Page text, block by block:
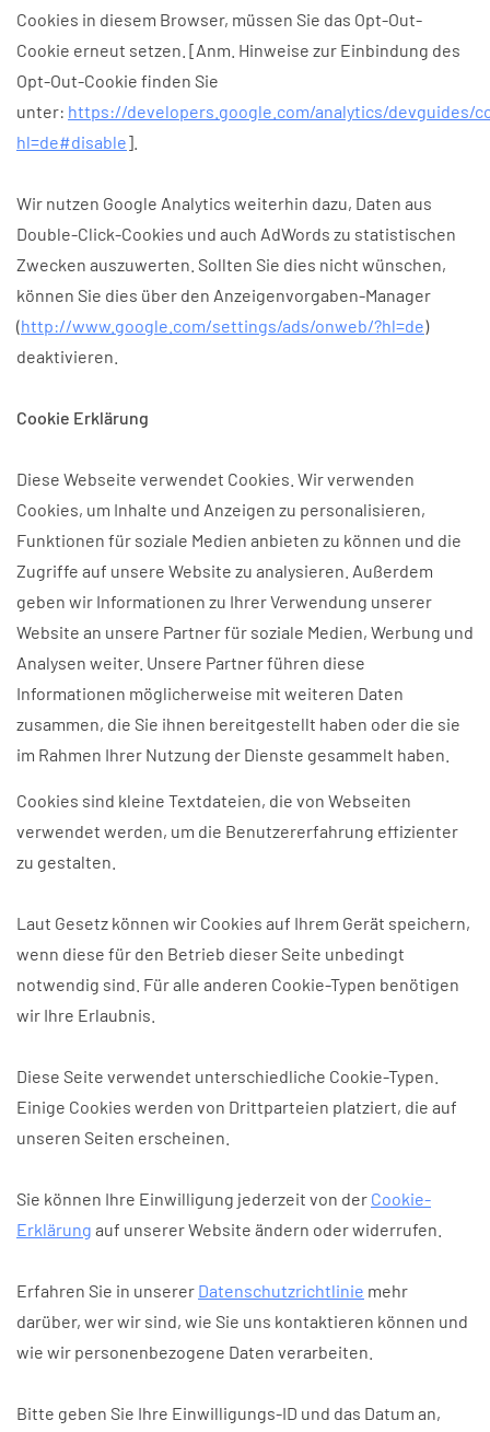
Cookies in diesem Browser, müssen Sie das Opt-Out-
Cookie erneut setzen. [Anm. Hinweise zur Einbindung des
Opt-Out-Cookie finden Sie
unter: https://developers.google.com/analytics/devguides/
hl=de#disable].
Wir nutzen Google Analytics weiterhin dazu, Daten aus
Double-Click-Cookies und auch AdWords zu statistischen
Zwecken auszuwerten. Sollten Sie dies nicht wünschen,
können Sie dies über den Anzeigenvorgaben-Manager
(http://www.google.com/settings/ads/onweb/?hl=de)
deaktivieren.
Cookie Erklärung
Diese Webseite verwendet Cookies. Wir verwenden
Cookies, um Inhalte und Anzeigen zu personalisieren,
Funktionen für soziale Medien anbieten zu können und die
Zugriffe auf unsere Website zu analysieren. Außerdem
geben wir Informationen zu Ihrer Verwendung unserer
Website an unsere Partner für soziale Medien, Werbung und
Analysen weiter. Unsere Partner führen diese
Informationen möglicherweise mit weiteren Daten
zusammen, die Sie ihnen bereitgestellt haben oder die sie
im Rahmen Ihrer Nutzung der Dienste gesammelt haben.
Cookies sind kleine Textdateien, die von Webseiten
verwendet werden, um die Benutzererfahrung effizienter
zu gestalten.
Laut Gesetz können wir Cookies auf Ihrem Gerät speichern,
wenn diese für den Betrieb dieser Seite unbedingt
notwendig sind. Für alle anderen Cookie-Typen benötigen
wir Ihre Erlaubnis.
Diese Seite verwendet unterschiedliche Cookie-Typen.
Einige Cookies werden von Drittparteien platziert, die auf
unseren Seiten erscheinen.
Sie können Ihre Einwilligung jederzeit von der Cookie-
Erklärung auf unserer Website ändern oder widerrufen.
Erfahren Sie in unserer Datenschutzrichtlinie mehr
darüber, wer wir sind, wie Sie uns kontaktieren können und
wie wir personenbezogene Daten verarbeiten.
Bitte geben Sie Ihre Einwilligungs-ID und das Datum an,